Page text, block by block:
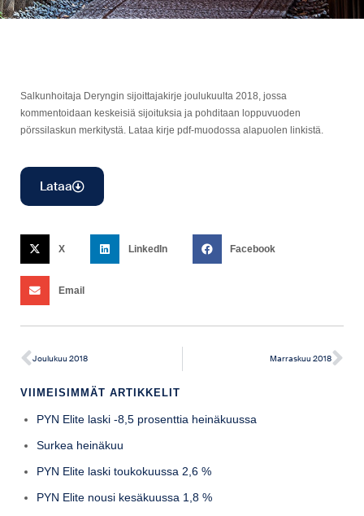
Salkunhoitaja Deryngin sijoittajakirje joulukuulta 2018, jossa
kommentoidaan keskeisiä sijoituksia ja pohditaan loppuvuoden
pörssilaskun merkitystä. Lataa kirje pdf-muodossa alapuolen linkistä.
Lataa
X LinkedIn Facebook
Email
Joulukuu 2018 Marraskuu 2018
VIIMEISIMMÄT ARTIKKELIT
PYN Elite laski -8,5 prosenttia heinäkuussa
Surkea heinäkuu
PYN Elite laski toukokuussa 2,6 %
PYN Elite nousi kesäkuussa 1,8 %